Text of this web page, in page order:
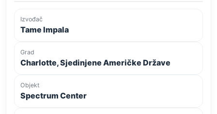
Izvođač
Tame Impala
Grad
Charlotte, Sjedinjene Američke Države
Objekt
Spectrum Center